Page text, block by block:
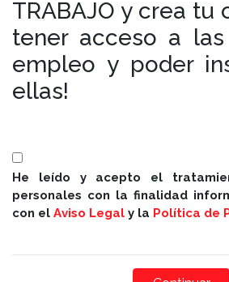
TRABAJO y crea tu
tener acceso a
empleo y poder
ellas!
He leído y acepto el
personales con la finalidad
con el Aviso Legal y la Política de